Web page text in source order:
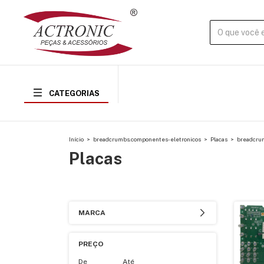
CATEGORIAS
Início > breadcrumbs.componentes-eletronicos > Placas >
Placas
MARCA
PREÇO
De Até